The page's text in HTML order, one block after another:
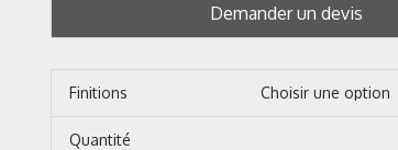
Demander un devis
Finitions
Quantité